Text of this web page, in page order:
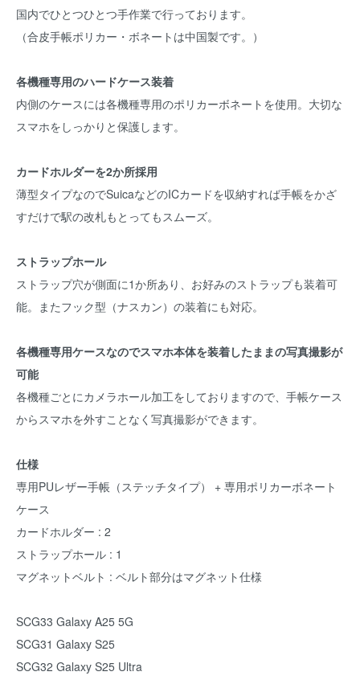
国内でひとつひとつ手作業で行っております。
（合皮手帳ポリカー・ボネートは中国製です。）
各機種専用のハードケース装着
内側のケースには各機種専用のポリカーボネートを使用。大切な
スマホをしっかりと保護します。
カードホルダーを2か所採用
薄型タイプなのでSuicaなどのICカードを収納すれば手帳をかざ
すだけで駅の改札もとってもスムーズ。
ストラップホール
ストラップ穴が側面に1か所あり、お好みのストラップも装着可
能。またフック型（ナスカン）の装着にも対応。
各機種専用ケースなのでスマホ本体を装着したままの写真撮影が
可能
各機種ごとにカメラホール加工をしておりますので、手帳ケース
からスマホを外すことなく写真撮影ができます。
仕様
専用PUレザー手帳（ステッチタイプ） + 専用ポリカーボネート
ケース
カードホルダー : 2
ストラップホール : 1
マグネットベルト : ベルト部分はマグネット仕様
SCG33 Galaxy A25 5G
SCG31 Galaxy S25
SCG32 Galaxy S25 Ultra